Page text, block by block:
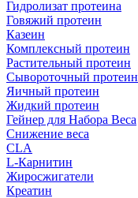
Гидролизат протеина
Говяжий протеин
Казеин
Комплексный протеин
Растительный протеин
Сывороточный протеин
Яичный протеин
Жидкий протеин
Гейнер для Набора Веса
Снижение веса
CLA
L-Карнитин
Жиросжигатели
Креатин